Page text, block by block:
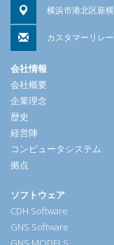
横浜市港北区新
カスタマーリレ
会社情報
会社概要
企業理念
歴史
経営陣
コンピュータシステム
拠点
ソフトウェア
CDH Software
GNS Software